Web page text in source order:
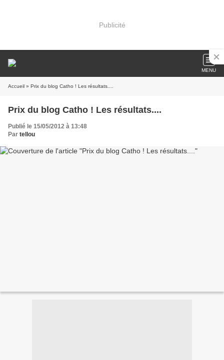
Publicité
MENU
Accueil » Prix du blog Catho ! Les résultats....
Prix du blog Catho ! Les résultats....
Publié le 15/05/2012 à 13:48
Par tellou